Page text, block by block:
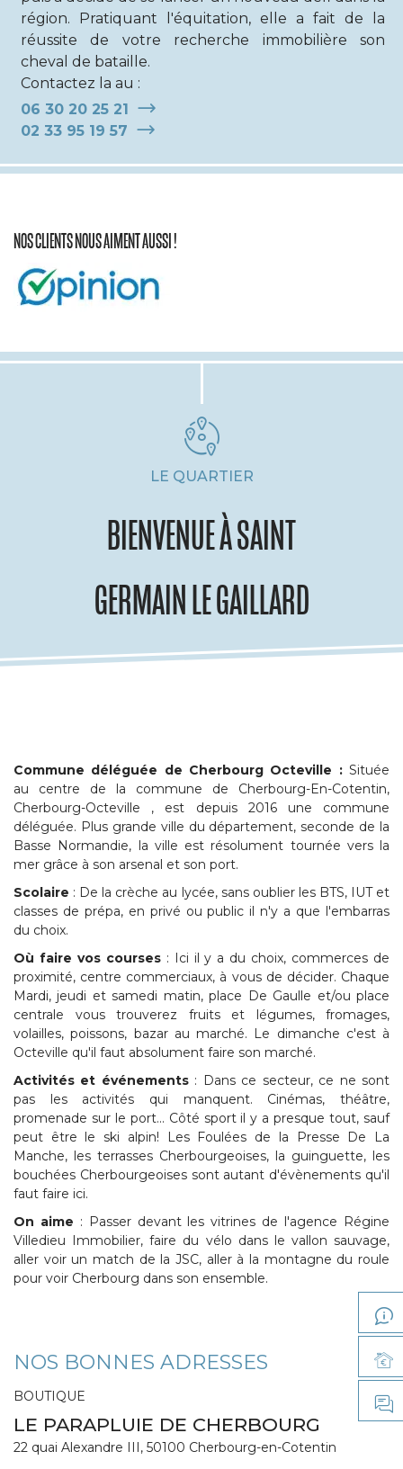
région. Pratiquant l'équitation, elle a fait de la
réussite de votre recherche immobilière son
cheval de bataille.
Contactez la au :
06 30 20 25 21
02 33 95 19 57
NOS CLIENTS NOUS AIMENT AUSSI !
LE QUARTIER
BIENVENUE À SAINT
GERMAIN LE GAILLARD
Commune déléguée de Cherbourg Octeville :Située
au centre de la commune de Cherbourg-En-Cotentin,
Cherbourg-Octeville , est depuis 2016 une commune
déléguée. Plus grande ville du département, seconde de la
Basse Normandie, la ville est résolument tournée vers la
mer grâce à son arsenal et son port.
Scolaire : De la crèche au lycée, sans oublier les BTS, IUT et
classes de prépa, en privé ou public il n'y a que l'embarras
du choix.
Où faire vos courses: Ici il y a du choix, commerces de
proximité, centre commerciaux, à vous de décider. Chaque
Mardi, jeudi et samedi matin, place De Gaulle et/ou place
centrale vous trouverez fruits et légumes, fromages,
volailles, poissons, bazar au marché. Le dimanche c'est à
Octeville qu'il faut absolument faire son marché.
Activités et événements: Dans ce secteur, ce ne sont
pas les activités qui manquent. Cinémas, théâtre,
promenade sur le port... Côté sport il y a presque tout, sauf
peut être le ski alpin! Les Foulées de la Presse De La
Manche, les terrasses Cherbourgeoises, la guinguette, les
bouchées Cherbourgeoises sont autant d'évènements qu'il
faut faire ici.
On aime : Passer devant les vitrines de l'agence Régine
Villedieu Immobilier, faire du vélo dans le vallon sauvage,
aller voir un match de la JSC, aller à la montagne du roule
pour voir Cherbourg dans son ensemble.
NOS BONNES ADRESSES
BOUTIQUE
LE PARAPLUIE DE CHERBOURG
22 quai Alexandre III, 50100 Cherbourg-en-Cotentin